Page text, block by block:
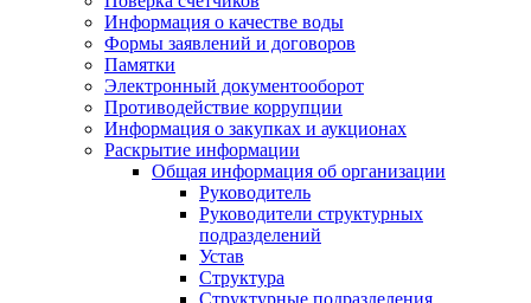
Информация о качестве воды
Формы заявлений и договоров
Памятки
Электронный документооборот
Противодействие коррупции
Информация о закупках и аукционах
Раскрытие информации
Общая информация об организации
Руководитель
Руководители структурных
подразделений
Устав
Структура
Структурные подразделения